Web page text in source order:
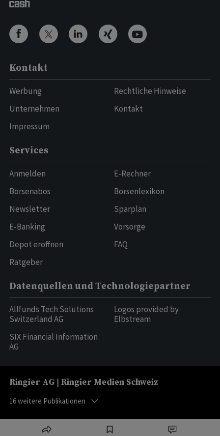
Kontakt
Werbung
Unternehmen
Impressum
Rechtliche Hinweise
Kontakt
Services
Anmelden
Börsenabos
Newsletter
E-Banking
Depot eröffnen
Ratgeber
E-Rechner
Börsenlexikon
Sparplan
Vorsorge
FAQ
Datenquellen und Technologiepartner
Allfunds Tech Solutions
Switzerland AG
SIX Financial Information
AG
Logos provided by
Elbstream
Ringier AG | Ringier Medien Schweiz
16weitere Publikationen